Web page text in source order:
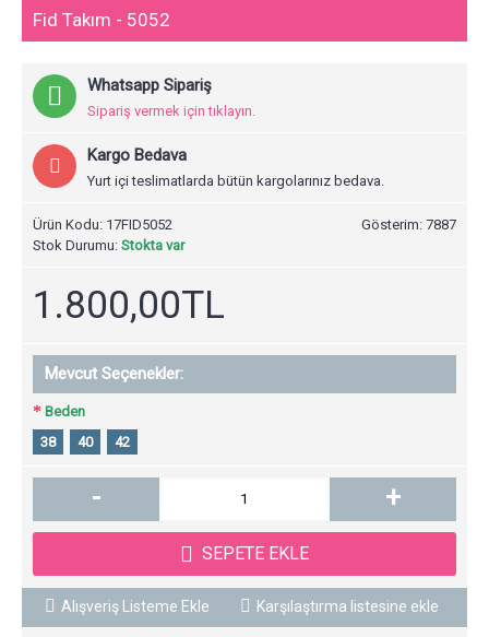
Fid Takım - 5052
Whatsapp Sipariş
Sipariş vermek için tıklayın.
Kargo Bedava
Yurt içi teslimatlarda bütün kargolarınız bedava.
Gösterim: 7887
Ürün Kodu: 17FID5052
Stok Durumu: Stokta var
1.800,00TL
Mevcut Seçenekler:
Beden
38
40 42
- +
SEPETE EKLE
Alışveriş Listeme Ekle Karşılaştırma listesine ekle